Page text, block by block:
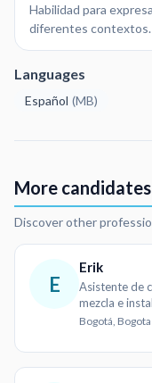
Habilidad para
diferentes contextos.
Languages
Español (MB)
More
Discover other
E
Erik
Asistente de
mezcla e
Bogotá,